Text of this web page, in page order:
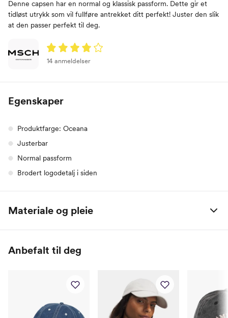
Denne capsen har en normal og klassisk passform. Dette gir et
tidløst utrykk som vil fullføre antrekket ditt perfekt! Juster den slik
at den passer perfekt til deg.
14 anmeldelser
Egenskaper
Produktfarge: Oceana
Justerbar
Normal passform
Brodert logodetalj i siden
Materiale og pleie
Anbefalt til deg